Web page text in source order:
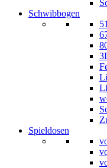
Schwibbogen
Spieldosen